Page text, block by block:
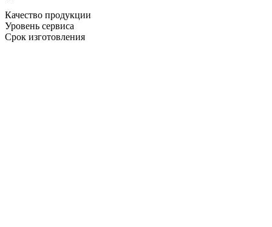
Качество продукции
Уровень сервиса
Срок изготовления